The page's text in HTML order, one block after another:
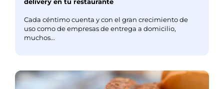
delivery en tu restaurante
Cada céntimo cuenta y con el gran crecimiento de
uso como de empresas de entrega a domicilio,
muchos...